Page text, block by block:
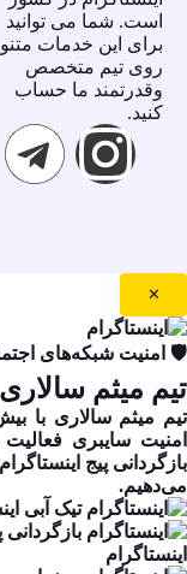
است. شما مى توانيد
براى اين خدمات
روى تيم متخصص
وقدرتمند ما حساب
كنيد.
✕
🛡️ امنیت شبکه‌های
تیم میثم سالاری
امنیت سایبری
بازگردانی پیج
می‌دهیم.
تیک آبی
بازگردانی
اینستاگرام